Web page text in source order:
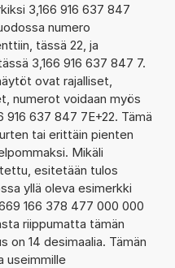
3,166 916 637 847
numero
tässä 22, ja
3,166 916 637 847 7.
ovat rajalliset,
numerot voidaan myös
637 847 7E+22. Tämä
tai erittäin pienten
Mikäli
esitetään tulos
yllä oleva esimerkki
166 378 477 000 000
riippumatta tämän
on 14 desimaalia. Tämän
useimmille